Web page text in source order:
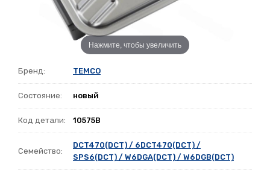
Нажмите, чтобы увеличить
Бренд: TEMCO
Состояние: новый
Код детали: 10575B
Семейство:
DCT470(DCT) / 6DCT470(DCT) /
SPS6(DCT) / W6DGA(DCT) / W6DGB(DCT)